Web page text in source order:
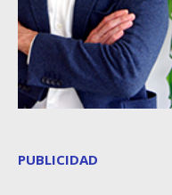
PUBLICIDAD